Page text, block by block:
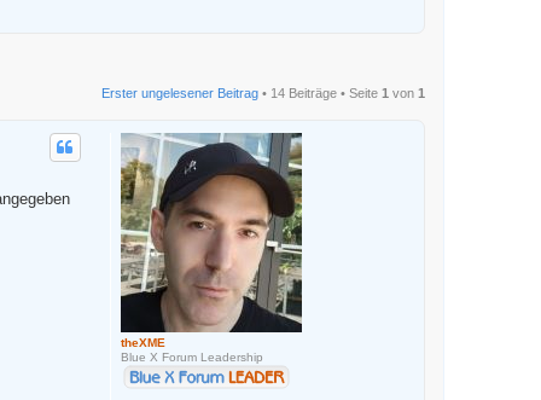
Erster ungelesener Beitrag • 14 Beiträge • Seite 1 von 1
theXME
Blue X Forum Leadership